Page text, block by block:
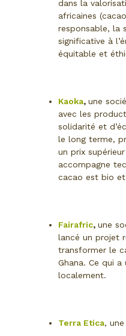
dans la
africaines
responsable, la
significative à
équitable et
Kaoka, une
avec les
solidarité et
le long terme,
un prix
accompagne
cacao est bio
Fairafric, une
lancé un projet
transformer le
Ghana. Ce qui
localement.
Terra Etica,